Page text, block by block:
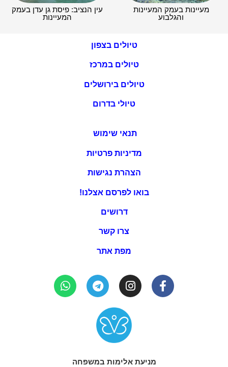
מעיינות בעמק המעיינות
והגלבוע
עין הנציב: פיסת גן עדן בעמק
המעיינות
טיולים בצפון
טיולים במרכז
טיולים בירושלים
טיולי בדרום
תנאי שימוש
מדיניות פרטיות
הצהרת נגישות
בואו לפרסם אצלנו!
דרושים
צרו קשר
מפת אתר
מניעת אלימות במשפחה